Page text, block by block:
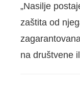
„Nasilje
zaštita od
na društvene